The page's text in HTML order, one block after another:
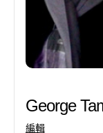
George
編輯